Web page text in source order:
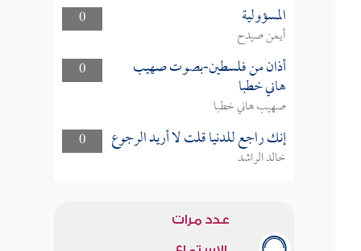
0
المسؤولية
أيمن صيدح
0
أذان من فلسطين-بصوت صهيب
هاني خطبا
صهيب هاني خطبا
0
إنك راجع للدنيا قلت لا أريد الرجوع
خالد الراشد
عدد مرات